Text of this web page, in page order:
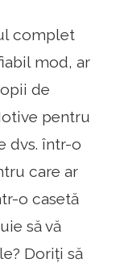
complet
mod, ar
de
pentru
dvs. într-o
care ar
o casetă
să vă
Doriți să